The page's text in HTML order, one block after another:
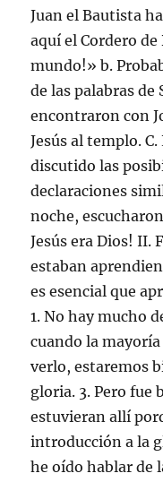
Juan el Bautista
aquí el Cordero
mundo!» b.
de las palabras de
encontraron con
Jesús al templo.
discutido las
declaraciones
noche,
Jesús era Dios! II.
estaban
es esencial que
1. No hay mucho
cuando la
verlo, estaremos
gloria. 3. Pero fue
estuvieran allí
introducción a la
he oído hablar de